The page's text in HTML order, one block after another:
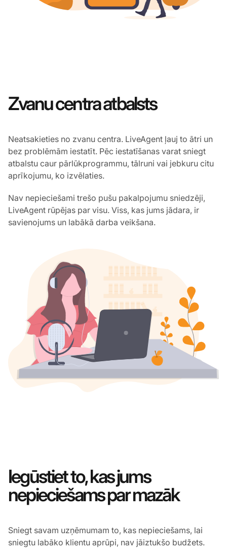
Zvanu centra atbalsts
Neatsakieties no zvanu centra. LiveAgent ļauj to ātri un
bez problēmām iestatīt. Pēc iestatīšanas varat sniegt
atbalstu caur pārlūkprogrammu, tālruni vai jebkuru citu
aprīkojumu, ko izvēlaties.
Nav nepieciešami trešo pušu pakalpojumu sniedzēji,
LiveAgent rūpējas par visu. Viss, kas jums jādara, ir
savienojums un labākā darba veikšana.
Iegūstiet to, kas jums
nepieciešams par mazāk
Sniegt savam uzņēmumam to, kas nepieciešams, lai
sniegtu labāko klientu aprūpi, nav jāiztukšo budžets.